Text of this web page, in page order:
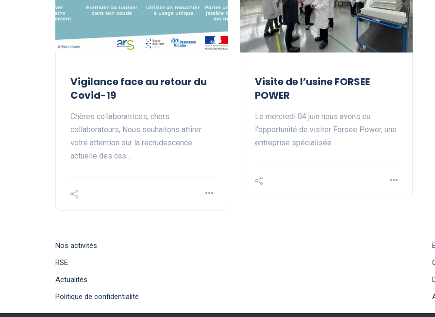
Vigilance face au retour du
Covid-19
Chères collaboratrices, chers
collaborateurs, Nous souhaitons attirer
votre attention sur la recrudescence
actuelle des cas…
Visite de l’usine FORSEE
POWER
Le mercredi 04 juin nous avons eu
l'opportunité de visiter Forsee Power, une
entreprise spécialisée…
Nos activités
RSE
Actualités
Politique de confidentialité